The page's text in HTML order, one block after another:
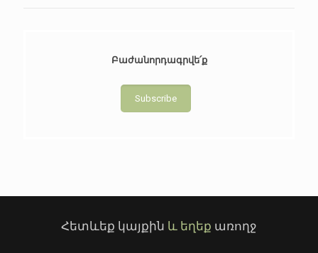
Բաժանորդագրվե՛ք
Subscribe
Հետևեք կայքին և եղեք առողջ